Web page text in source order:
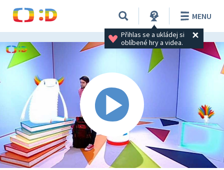
Přihlas se a ukládej si
oblíbené hry a videa.
MENU